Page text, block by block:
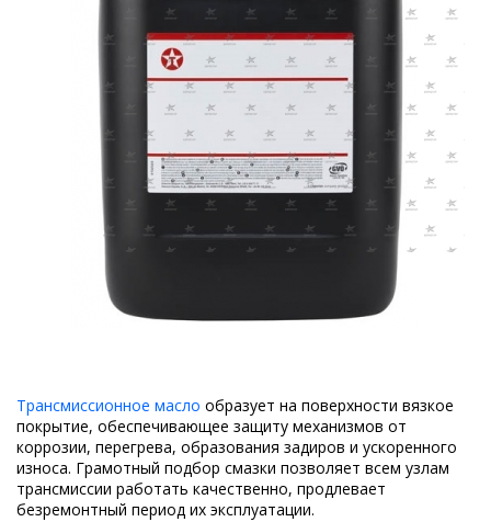
Трансмиссионное масло образует на поверхности вязкое
покрытие, обеспечивающее защиту механизмов от
коррозии, перегрева, образования задиров и ускоренного
износа. Грамотный подбор смазки позволяет всем узлам
трансмиссии работать качественно, продлевает
безремонтный период их эксплуатации.